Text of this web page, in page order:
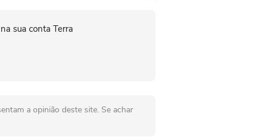
sua conta Terra
a opinião deste site. Se achar